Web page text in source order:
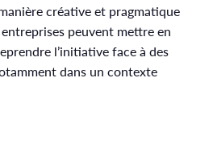
créative et pragmatique
peuvent mettre en
l’initiative face à des
dans un contexte